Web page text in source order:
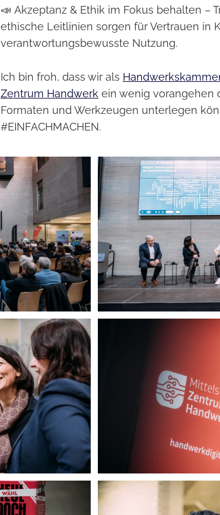
📣 Akzeptanz & Ethik im Fokus behalten –
ethische Leitlinien sorgen für Vertrauen in
verantwortungsbewusste Nutzung.
Ich bin froh, dass wir als
Zentrum Handwerk ein wenig vorangehen
Formaten und Werkzeugen unterlegen
#EINFACHMACHEN.